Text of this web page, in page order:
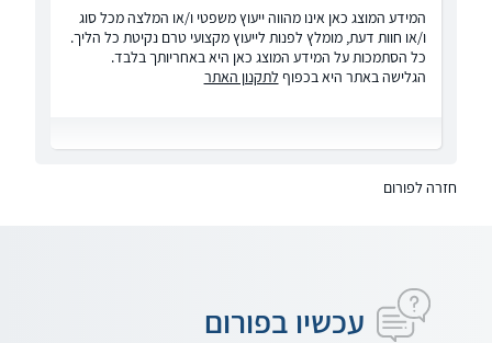
המידע המוצג כאן אינו מהווה ייעוץ משפטי ו/או המלצה מכל סוג
ו/או חוות דעת, מומלץ לפנות לייעוץ מקצועי טרם נקיטת כל הליך.
כל הסתמכות על המידע המוצג כאן היא באחריותך בלבד.
הגלישה באתר היא בכפוף לתקנון האתר
חזרה לפורום
עכשיו בפורום